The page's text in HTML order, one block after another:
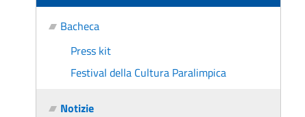
Bacheca
Press kit
Festival della Cultura Paralimpica
Notizie